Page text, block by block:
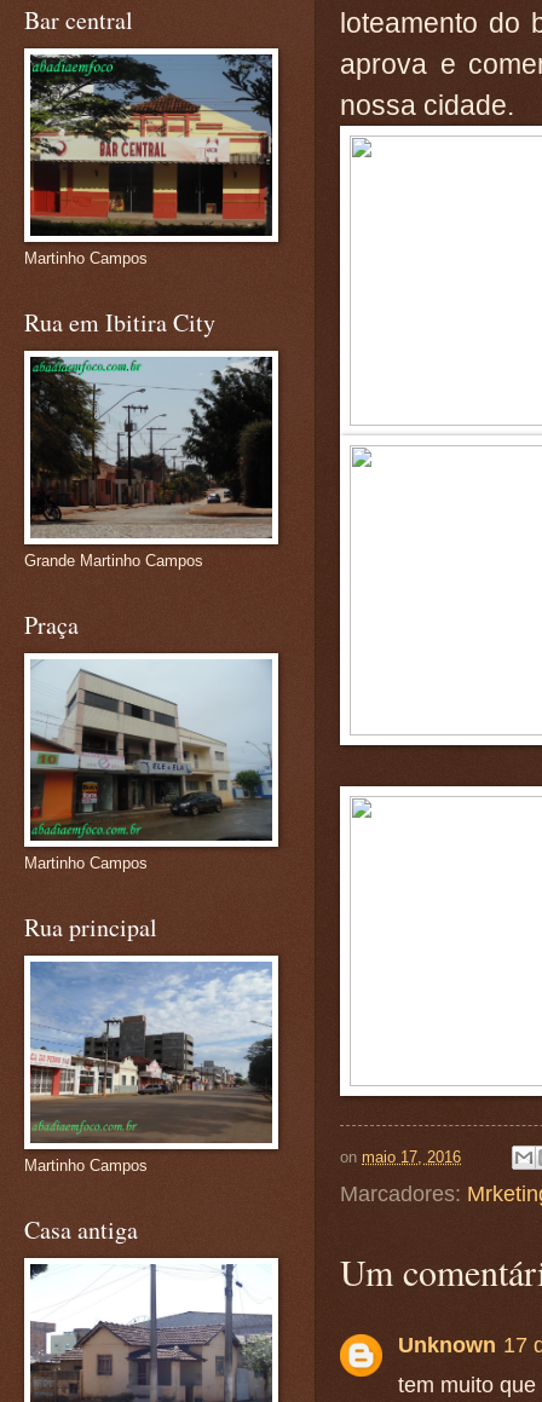
loteamento do
aprova e
nossa cidade.
on maio 17, 2016
Marcadores:
Um
Unknown 17
tem muito
Bar central
Martinho Campos
Rua em Ibitira City
Grande Martinho Campos
Praça
Martinho Campos
Rua principal
Martinho Campos
Casa antiga